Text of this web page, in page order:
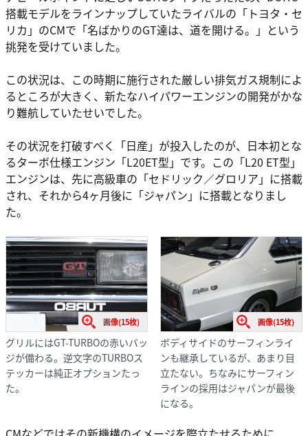
搭載モデルをラインナップしていたライバルの「トヨタ・セ
リカ」のCMで「名ばかりのGT達は、道を開ける。」という
挑発を受けていました。
この状況は、この時期に施行された厳しい排気ガス規制によ
るところが大きく、新たなハイパワーエンジンの開発がかな
り難航していたせいでした。
その状況を打破すべく「日産」が投入したのが、日本初とな
るターボ仕様エンジン「L20ET型」です。この「L20 ET型」
エンジンは、先に高級車の「セドリック／グロリア」に搭載
され、それから4ヶ月後に「ジャパン」に搭載となりまし
た。
画像(15枚)
グリルにはGT-TURBOの赤いバッ
ジが備わる。逆文字のTURBOス
テッカーは純正オプションたっ
た。
画像(15枚)
ボディサイドのサーフィンライ
ンも継承しているが、あまり目
立たない。ちなみにサーフィン
ラインの採用はジャパンが最後
になる。